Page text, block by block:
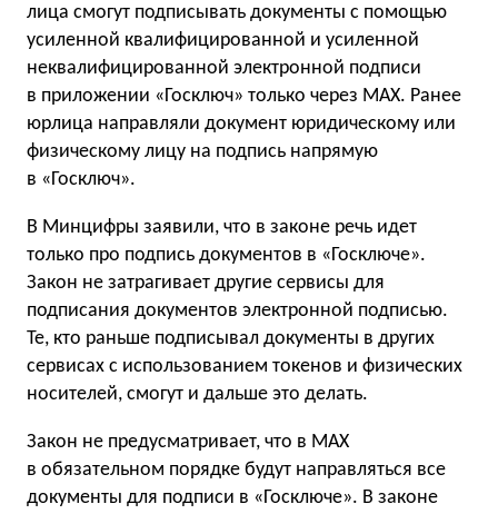
лица смогут подписывать документы с помощью
усиленной квалифицированной и усиленной
неквалифицированной электронной подписи
в приложении «Госключ» только через MAX. Ранее
юрлица направляли документ юридическому или
физическому лицу на подпись напрямую
в «Госключ».
В Минцифры заявили, что в законе речь идет
только про подпись документов в «Госключе».
Закон не затрагивает другие сервисы для
подписания документов электронной подписью.
Те, кто раньше подписывал документы в других
сервисах с использованием токенов и физических
носителей, смогут и дальше это делать.
Закон не предусматривает, что в MAX
в обязательном порядке будут направляться все
документы для подписи в «Госключе». В законе